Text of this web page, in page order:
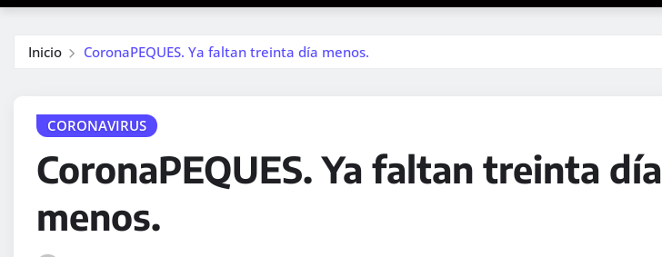
Inicio CoronaPEQUES. Ya faltan treinta día menos.
CORONAVIRUS
CoronaPEQUES. Ya faltan treinta día
menos.